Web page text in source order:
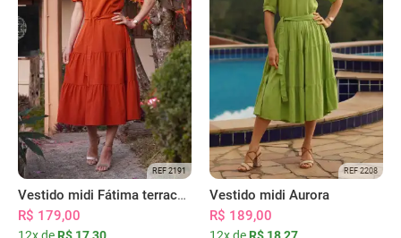
REF 2191
Vestido midi Fátima terracota
R$ 179,00
REF 2208
Vestido midi Aurora
R$ 189,00